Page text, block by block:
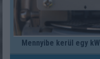
Mennyibe kerül egy